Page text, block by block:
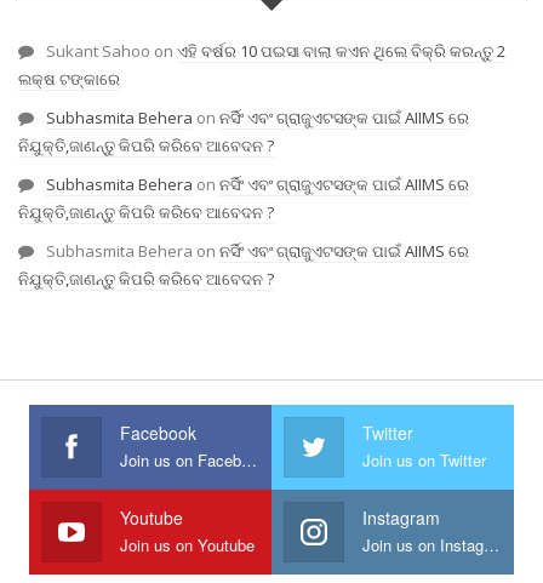
Sukant Sahoo on ଏହି ବର୍ଷର 10 ପଇସା ବାଲା କଏନ ଥିଲେ ବିକ୍ରି କରନ୍ତୁ 2
ଲକ୍ଷ ଟଙ୍କାରେ
Subhasmita Behera on ନର୍ସିଂ ଏବଂ ଗ୍ରାଜୁଏଟସଙ୍କ ପାଇଁ AIIMS ରେ
ନିଯୁକ୍ତି,ଜାଣନ୍ତୁ କିପରି କରିବେ ଆବେଦନ ?
Subhasmita Behera on ନର୍ସିଂ ଏବଂ ଗ୍ରାଜୁଏଟସଙ୍କ ପାଇଁ AIIMS ରେ
ନିଯୁକ୍ତି,ଜାଣନ୍ତୁ କିପରି କରିବେ ଆବେଦନ ?
Subhasmita Behera on ନର୍ସିଂ ଏବଂ ଗ୍ରାଜୁଏଟସଙ୍କ ପାଇଁ AIIMS ରେ
ନିଯୁକ୍ତି,ଜାଣନ୍ତୁ କିପରି କରିବେ ଆବେଦନ ?
Facebook
Join us on Facebook
Twitter
Join us on Twitter
Youtube
Join us on Youtube
Instagram
Join us on Instagram